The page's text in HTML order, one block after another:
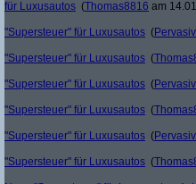
für Luxusautos (Thomas8816 am
"Supersteuer" für Luxusautos (
"Supersteuer" für Luxusautos (
"Supersteuer" für Luxusautos (
"Supersteuer" für Luxusautos (
"Supersteuer" für Luxusautos (
"Supersteuer" für Luxusautos (